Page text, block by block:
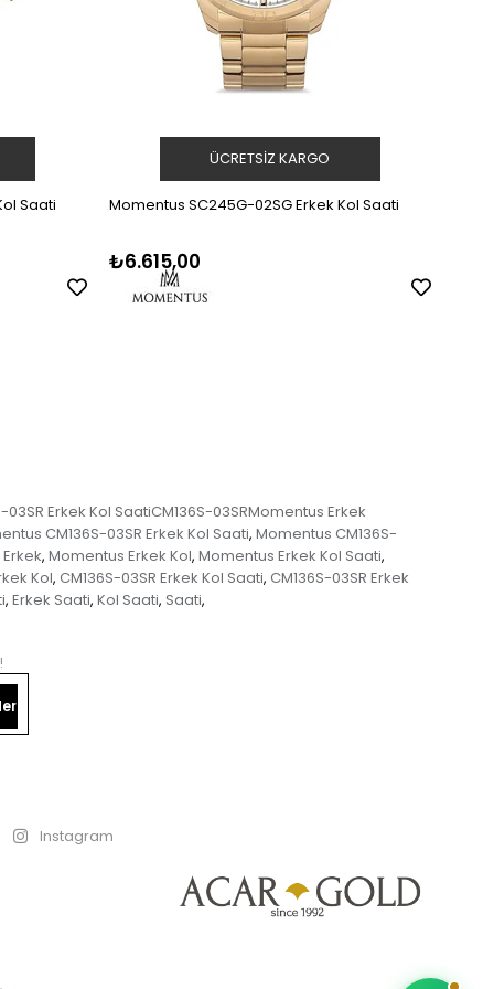
Saati Momentus SC245G-02SG Erkek Kol Saati
₺6.615,00
ÜCRETSIZ KARGO
Erkek Kol SaatiCM136S-03SRMomentus Erkek
CM136S-03SR Erkek Kol Saati, Momentus CM136S-
, Momentus Erkek Kol, Momentus Erkek Kol Saati,
Kol, CM136S-03SR Erkek Kol Saati, CM136S-03SR Erkek
, Erkek Saati, Kol Saati, Saati,
Instagram